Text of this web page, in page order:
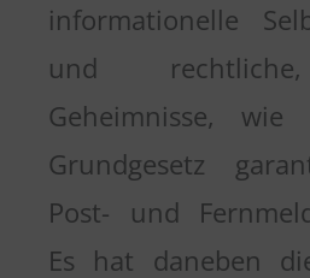
informationelle
und
Geheimnisse,
Grundgesetz
Post- und
Es hat daneben